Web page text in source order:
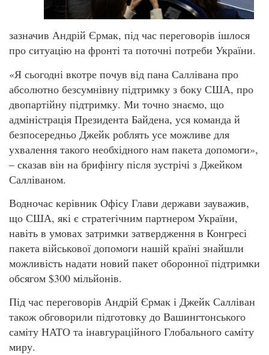
зазначив Андрій Єрмак, під час переговорів ішлося
про ситуацію на фронті та поточні потреби України.
«Я сьогодні вкотре почув від пана Саллівана про
абсолютно безсумнівну підтримку з боку США, про
двопартійну підтримку. Ми точно знаємо, що
адміністрація Президента Байдена, уся команда й
безпосередньо Джейк роблять усе можливе для
ухвалення такого необхідного нам пакета допомоги»,
– сказав він на брифінгу після зустрічі з Джейком
Салліваном.
Водночас керівник Офісу Глави держави зауважив,
що США, які є стратегічним партнером України,
навіть в умовах затримки затвердження в Конгресі
пакета військової допомоги нашій країні знайшли
можливість надати новий пакет оборонної підтримки
обсягом $300 мільйонів.
Під час переговорів Андрій Єрмак і Джейк Салліван
також обговорили підготовку до Вашингтонського
саміту НАТО та інавгураційного Глобального саміту
миру.